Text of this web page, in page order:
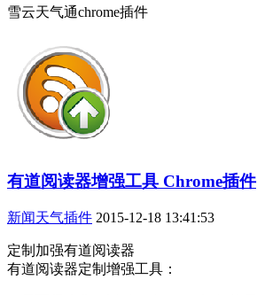
雪云天气通chrome插件
有道阅读器增强工具 Chrome插件
新闻天气插件 2015-12-18 13:41:53
定制加强有道阅读器
有道阅读器定制增强工具：